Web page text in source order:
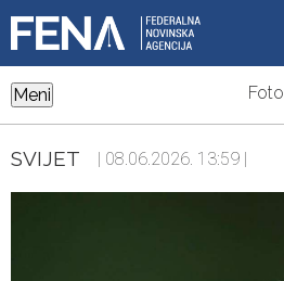
Meni Foto
SVIJET | 08.06.2026. 13:59 |